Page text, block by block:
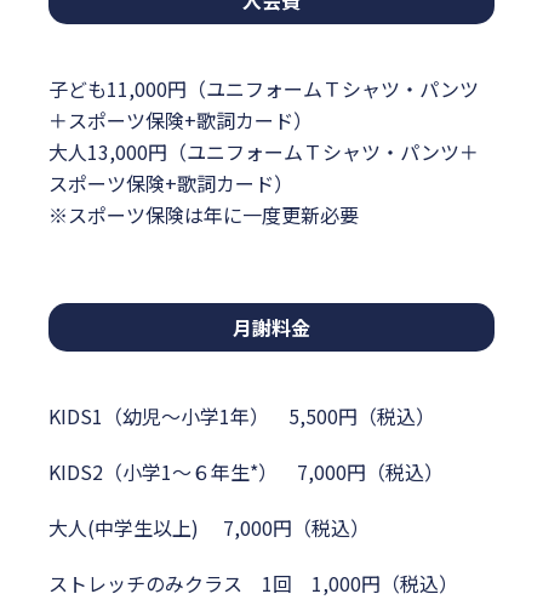
子ども11,000円（ユニフォームＴシャツ・パンツ
＋スポーツ保険+歌詞カード）
大人13,000円（ユニフォームＴシャツ・パンツ＋
スポーツ保険+歌詞カード）
※スポーツ保険は年に一度更新必要
月謝料金
KIDS1（幼児～小学1年） 5,500円（税込）
KIDS2（小学1～６年生*） 7,000円（税込）
大人(中学生以上) 7,000円（税込）
ストレッチのみクラス 1回
1,000円（税込）